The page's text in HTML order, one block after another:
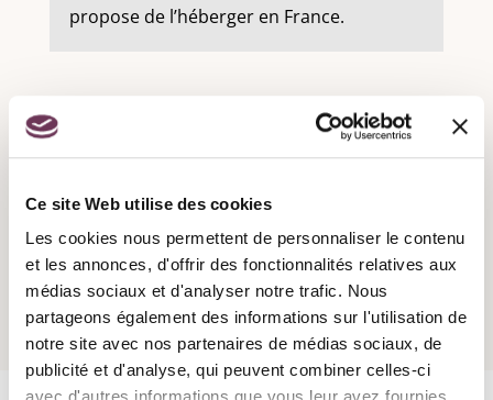
Ce site Web utilise des cookies
Les cookies nous permettent de personnaliser le contenu
et les annonces, d'offrir des fonctionnalités relatives aux
médias sociaux et d'analyser notre trafic. Nous
partageons également des informations sur l'utilisation de
notre site avec nos partenaires de médias sociaux, de
publicité et d'analyse, qui peuvent combiner celles-ci
propose de l’héberger en France.
Attestation d'accueil :